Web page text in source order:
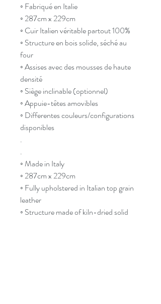
◦ Fabriqué en Italie
◦ 287cm x 229cm
◦ Cuir Italien véritable partout 100%
◦ Structure en bois solide, séché au
four
◦ Assises avec des mousses de haute
densité
◦ Siège inclinable (optionnel)
◦ Appuie-têtes amovibles
◦ Differentes couleurs/configurations
disponibles
.
.
◦ Made in Italy
◦ 287cm x 229cm
◦ Fully upholstered in Italian top grain
leather
◦ Structure made of kiln-dried solid